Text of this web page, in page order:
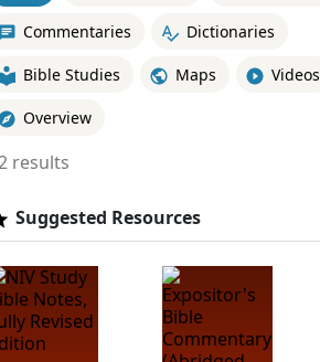
Commentaries Dictionaries
Bible Studies Maps Videos
Overview
results
Suggested Resources